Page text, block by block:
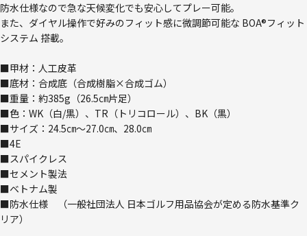
防水仕様なので急な天候変化でも安心してプレー可能。
また、ダイヤル操作で好みのフィット感に微調節可能な BOA®フィット
システム 搭載。
■甲材：人工皮革
■底材：合成底（合成樹脂×合成ゴム）
■重量：約385g（26.5㎝片足）
■色：WK（白/黒）、TR（トリコロール）、BK（黒）
■サイズ：24.5㎝～27.0㎝、28.0㎝
■4E
■スパイクレス
■セメント製法
■ベトナム製
■防水仕様 （一般社団法人 日本ゴルフ用品協会が定める防水基準ク
リア）